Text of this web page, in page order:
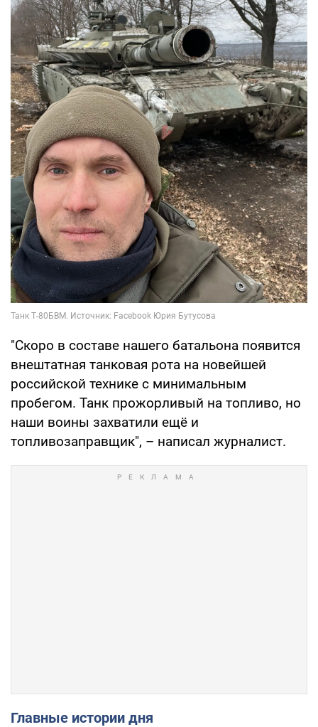
"Скоро в составе нашего батальона появится
внештатная танковая рота на новейшей
российской технике с минимальным
пробегом. Танк прожорливый на топливо, но
наши воины захватили ещё и
топливозаправщик", – написал журналист.
Главные истории дня